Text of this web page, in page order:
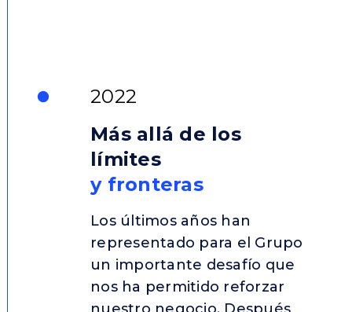
2022
Más allá de los
límites
y fronteras
Los últimos años han
representado para el Grupo
un importante desafío que
nos ha permitido reforzar